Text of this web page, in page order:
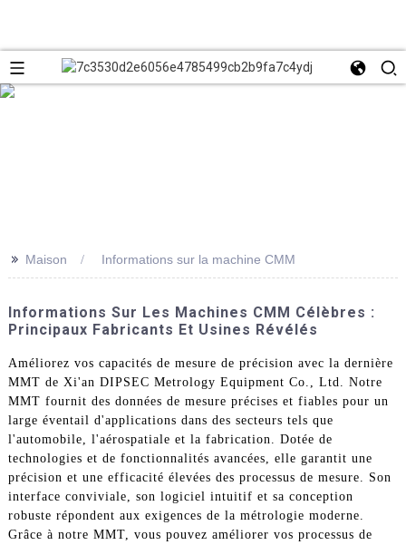
>> Maison Informations sur la machine CMM
Informations Sur Les Machines CMM Célèbres :
Principaux Fabricants Et Usines Révélés
Améliorez vos capacités de mesure de précision avec la dernière
MMT de Xi'an DIPSEC Metrology Equipment Co., Ltd. Notre
MMT fournit des données de mesure précises et fiables pour un
large éventail d'applications dans des secteurs tels que
l'automobile, l'aérospatiale et la fabrication. Dotée de
technologies et de fonctionnalités avancées, elle garantit une
précision et une efficacité élevées des processus de mesure. Son
interface conviviale, son logiciel intuitif et sa conception
robuste répondent aux exigences de la métrologie moderne.
Grâce à notre MMT, vous pouvez améliorer vos processus de